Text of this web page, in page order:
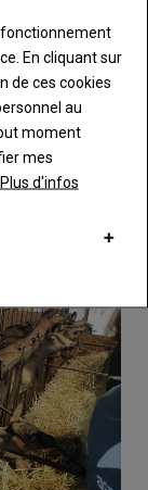
fonctionnement
En cliquant sur
de ces cookies
au
moment
mes
Plus d'infos